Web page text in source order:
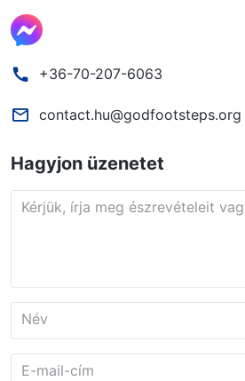
+36-70-207-6063
contact.hu@godfootsteps.org
Hagyjon üzenetet
Kérjük, írja meg észrevételeit
Név
E-mail-cím